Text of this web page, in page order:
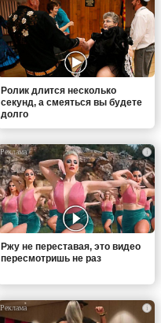
Ролик длится несколько
секунд, а смеяться вы будете
долго
i
Ржу не переставая, это видео
пересмотришь не раз
i